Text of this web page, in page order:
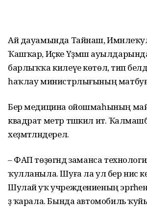
Ай дауамында Тайнаш,
Ҡашҡар, Иҫке Үҙмәш
барлыҡҡа килеүе көтөлә, тип
һаҡлау министрлығының
Бер медицина ойошмаһының
квадрат метр тәшкил итә.
хеҙмәтләндерелә.
– ФАП төҙөгәндә заманса
ҡулланыла. Шуға ла ул бер нисә
Шулай уҡ учреждениеның эргәһен
ҙә ҡарала. Бында автомобиль